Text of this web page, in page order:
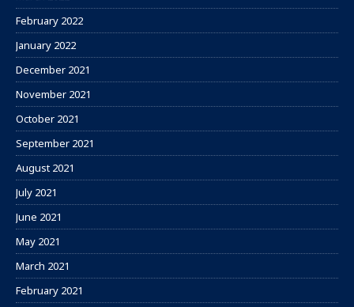
February 2022
January 2022
December 2021
November 2021
October 2021
September 2021
August 2021
July 2021
June 2021
May 2021
March 2021
February 2021